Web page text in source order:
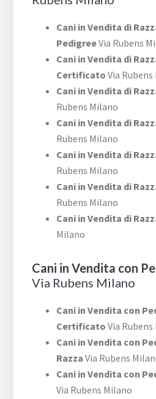
Cani in Vendita di
PedigreeVia Rubens
Cani in Vendita di
Certificato Via
Cani in Vendita di
Rubens Milano
Cani in Vendita di
Rubens Milano
Cani in Vendita di
Rubens Milano
Cani in Vendita di
Rubens Milano
Cani in Vendita di
Milano
Cani in Vendita con
Via Rubens Milano
Cani in Vendita con
Certificato Via
Cani in Vendita con
Razza Via Rubens
Cani in Vendita con
Via Rubens Milano